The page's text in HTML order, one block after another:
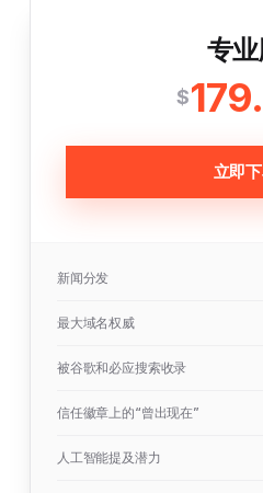
专
$
立即
新闻分发
最大域名权威
被谷歌和必应搜索收录
信任徽章上的“曾出现在”
人工智能提及潜力